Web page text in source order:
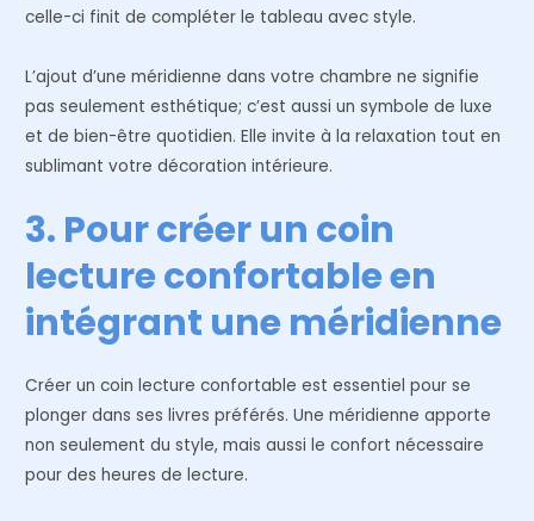
celle-ci finit de compléter le tableau avec style.
L’ajout d’une méridienne dans votre chambre ne signifie
pas seulement esthétique; c’est aussi un symbole de luxe
et de bien-être quotidien. Elle invite à la relaxation tout en
sublimant votre décoration intérieure.
3. Pour créer un coin
lecture confortable en
intégrant une méridienne
Créer un coin lecture confortable est essentiel pour se
plonger dans ses livres préférés. Une méridienne apporte
non seulement du style, mais aussi le confort nécessaire
pour des heures de lecture.